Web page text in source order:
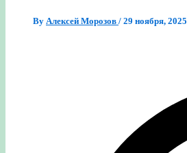
By Алексей Морозов / 29 ноября, 2025